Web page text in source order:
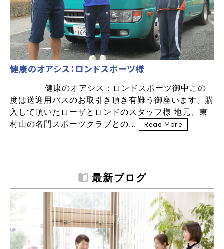
健康のオアシス：ロンドスポーツ様
健康のオアシス：ロンドスポーツ御中この
度は送迎用バスのお取引き頂き有難う御座います。購
入して頂いたローザとロンドのスタッフ様 地元、東
村山の名門スポーツクラブとの...
Read More
最新ブログ